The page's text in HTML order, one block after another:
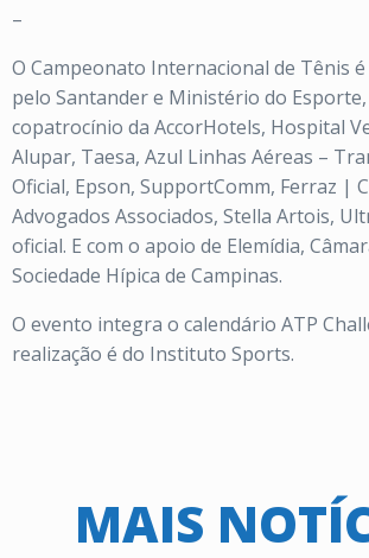
–
O Campeonato Internacional de Tênis
pelo Santander e Ministério do
copatrocínio da AccorHotels, Hospital
Alupar, Taesa, Azul Linhas Aéreas –
Oficial, Epson, SupportComm, Ferraz |
Advogados Associados, Stella Artois,
oficial. E com o apoio de Elemídia,
Sociedade Hípica de Campinas.
O evento integra o calendário ATP
realização é do Instituto Sports.
MAIS